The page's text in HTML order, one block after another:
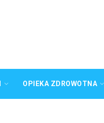
OPIEKA ZDROWOTNA